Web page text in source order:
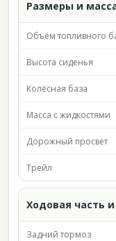
Размеры и
Объём топливного
Высота сиденья
Колёсная база
Масса с жидкостями
Дорожный просвет
Трейл
Ходовая часть
Задний тормоз